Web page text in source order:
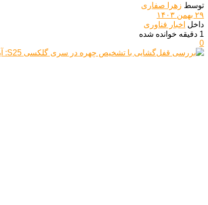
توسط زهرا صفاری
۲۹ بهمن ۱۴۰۳
داخل اخبار فناوری
1 دقیقه خوانده شده
0